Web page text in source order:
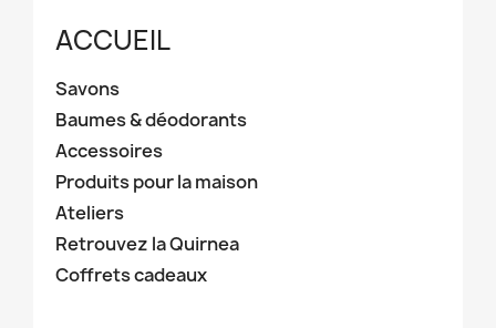
ACCUEIL
Savons
Baumes & déodorants
Accessoires
Produits pour la maison
Ateliers
Retrouvez la Quirnea
Coffrets cadeaux